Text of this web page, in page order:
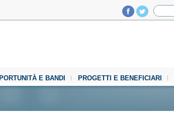
E BANDI PROGETTI E BENEFICIARI